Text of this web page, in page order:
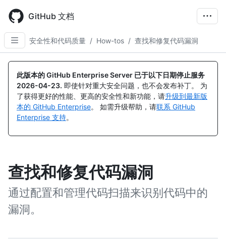
main
content
GitHub 文档
安全性和代码质量 / How-tos / 查找和修复代码漏洞
此版本的 GitHub Enterprise Server 已于以下日期停止服务
2026-04-23. 即使针对重大安全问题，也不会发布补丁。 为
了获得更好的性能、更高的安全性和新功能，请升级到最新版
本的 GitHub Enterprise。 如需升级帮助，请联系 GitHub
Enterprise 支持。
查找和修复代码漏洞
通过配置和管理代码扫描来识别代码中的
漏洞。